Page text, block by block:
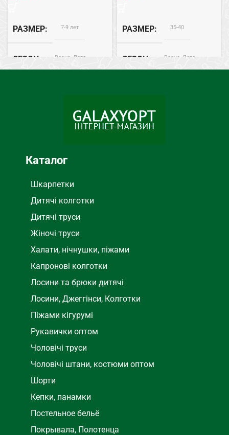
РАЗМЕР 7-9 лет
СЕЗОН Весна, Лето
РАЗМЕР 35-40
СЕЗОН Весна, Лето
Каталог
Шкарпетки
Дитячі колготки
Дитячі труси
Жіночі труси
Халати, нічнушки, піжами
Капронові колготки
Лосини та брюки дитячі
Лосини, Джеггінси, Колготки
Піжами кігурумі
Рукавички оптом
Чоловічі труси
Чоловічі штани, костюми оптом
Шорти
Кепки, панамки
Постельное бельё
Покрывала, Полотенца